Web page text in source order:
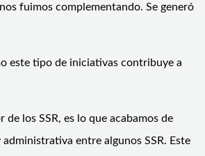
fuimos complementando. Se generó
este tipo de iniciativas contribuye a
los SSR, es lo que acabamos de
entre algunos SSR. Este